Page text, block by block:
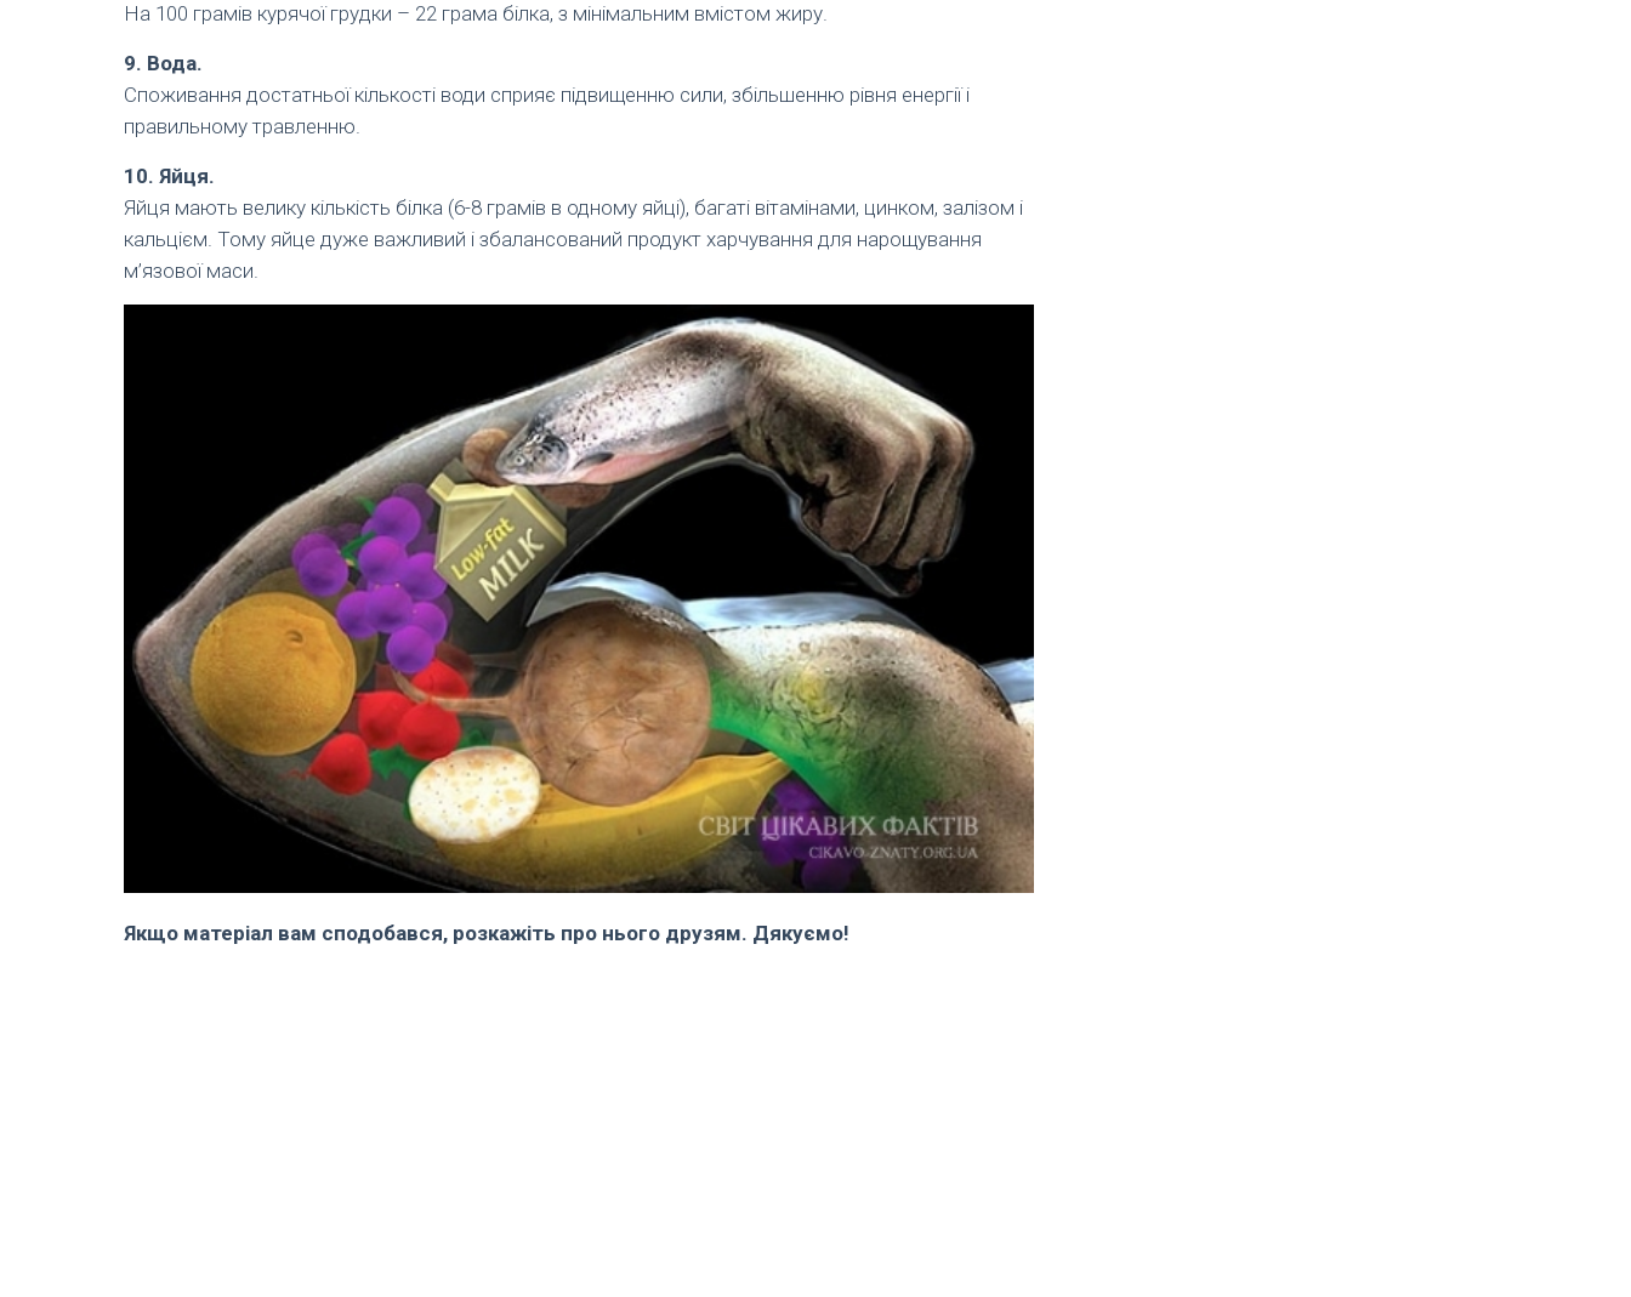
На 100 грамів курячої грудки – 22 грама білка, з мінімальним вмістом жиру.
9. Вода.
Споживання достатньої кількості води сприяє підвищенню сили, збільшенню рівня енергії і
правильному травленню.
10. Яйця.
Яйця мають велику кількість білка (6-8 грамів в одному яйці), багаті вітамінами, цинком, залізом і
кальцієм. Тому яйце дуже важливий і збалансований продукт харчування для нарощування
м’язової маси.
Якщо матеріал вам сподобався, розкажіть про нього друзям. Дякуємо!